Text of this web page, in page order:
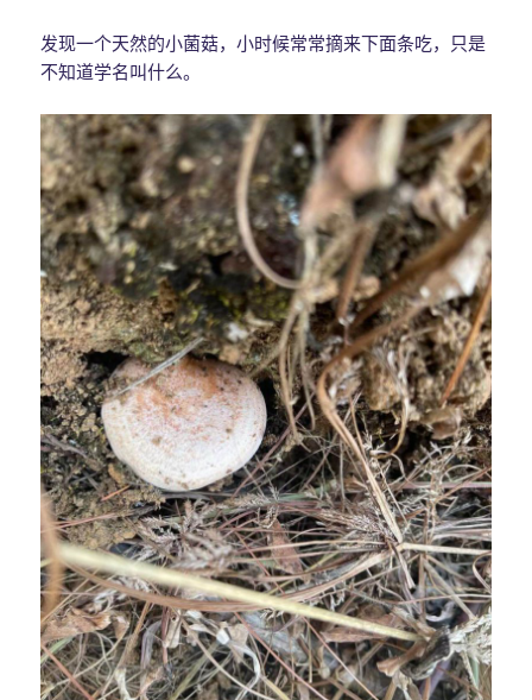
发现一个天然的小菌菇，小时候常常摘来下面条吃，只是
不知道学名叫什么。